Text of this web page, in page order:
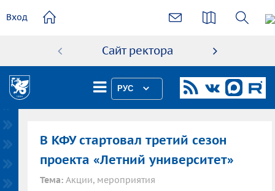
содержанию
Вход
Сайт ректора
РУС
В КФУ стартовал третий сезон
проекта «Летний университет»
Тема: Акции, мероприятия